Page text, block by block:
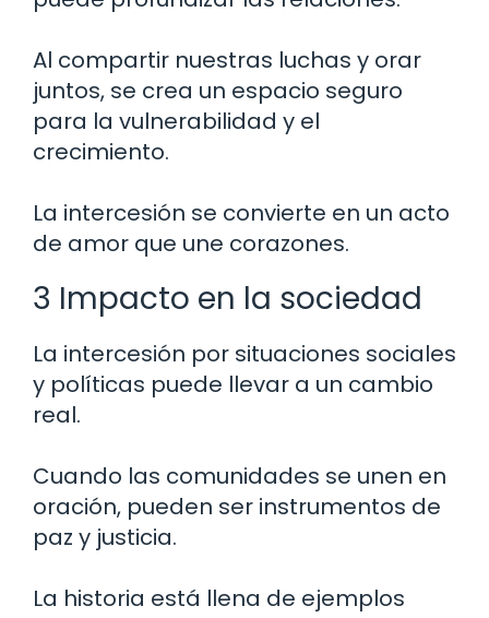
Al compartir nuestras luchas y orar
juntos, se crea un espacio seguro
para la vulnerabilidad y el
crecimiento.
La intercesión se convierte en un acto
de amor que une corazones.
3 Impacto en la sociedad
La intercesión por situaciones sociales
y políticas puede llevar a un cambio
real.
Cuando las comunidades se unen en
oración, pueden ser instrumentos de
paz y justicia.
La historia está llena de ejemplos